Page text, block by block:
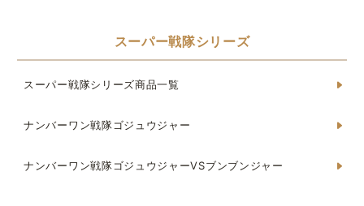
スーパー戦隊シリーズ
スーパー戦隊シリーズ商品一覧
ナンバーワン戦隊ゴジュウジャー
ナンバーワン戦隊ゴジュウジャーVSブンブンジャー